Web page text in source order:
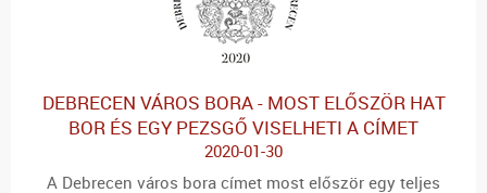
DEBRECEN VÁROS BORA - MOST ELŐSZÖR HAT
BOR ÉS EGY PEZSGŐ VISELHETI A CÍMET
2020-01-30
A Debrecen város bora címet most először egy teljes